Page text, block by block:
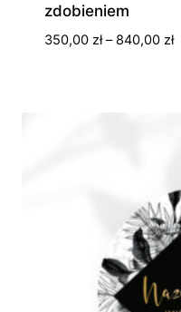
zdobieniem
350,00 zł – 840,00 zł